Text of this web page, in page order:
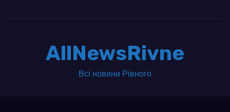
AllNewsRivne
Всі новини Рівного